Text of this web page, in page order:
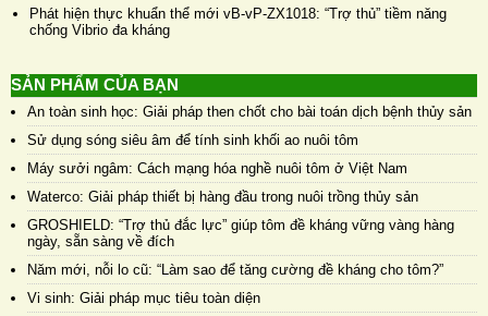
Phát hiện thực khuẩn thể mới vB-vP-ZX1018: “Trợ thủ” tiềm năng
chống Vibrio đa kháng
SẢN PHẨM CỦA BẠN
An toàn sinh học: Giải pháp then chốt cho bài toán dịch bệnh thủy sản
Sử dụng sóng siêu âm để tính sinh khối ao nuôi tôm
Máy sưởi ngâm: Cách mạng hóa nghề nuôi tôm ở Việt Nam
Waterco: Giải pháp thiết bị hàng đầu trong nuôi trồng thủy sản
GROSHIELD: “Trợ thủ đắc lực” giúp tôm đề kháng vững vàng hàng
ngày, sẵn sàng về đích
Năm mới, nỗi lo cũ: “Làm sao để tăng cường đề kháng cho tôm?”
Vi sinh: Giải pháp mục tiêu toàn diện